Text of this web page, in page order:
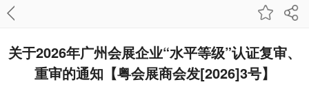
关于2026年广州会展企业“水平等级”认证复审、
重审的通知【粤会展商会发[2026]3号】